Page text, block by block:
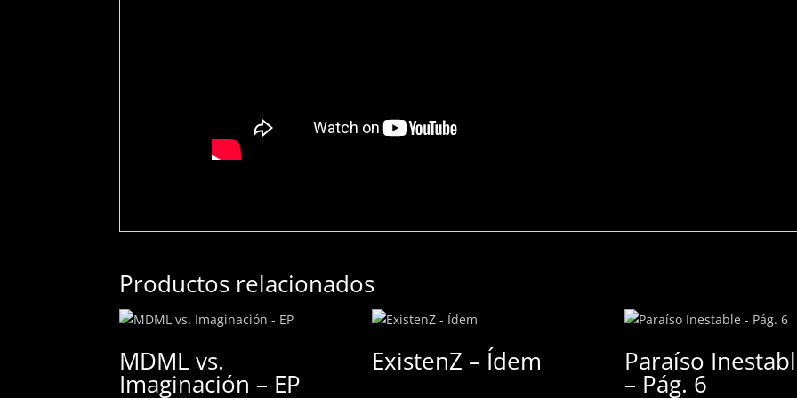
Productos relacionados
MDML vs.
Imaginación – EP
ExistenZ – Ídem Paraíso
– Pág. 6